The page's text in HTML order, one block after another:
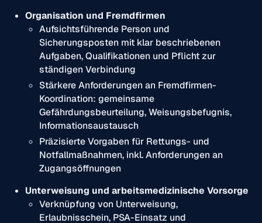
Organisation und Fremdfirmen
Aufsichtsführende Person und
Sicherungsposten mit klar beschriebenen
Aufgaben, Qualifikationen und Pflicht zur
ständigen Verbindung
Stärkere Anforderungen an Fremdfirmen-
Koordination: gemeinsame
Gefährdungsbeurteilung, Weisungsbefugnis,
Informationsaustausch
Präzisierte Vorgaben für Rettungs- und
Notfallmaßnahmen, inkl. Anforderungen an
Zugangsöffnungen
Unterweisung und arbeitsmedizinische Vorsorge
Verknüpfung von Unterweisung,
Erlaubnisschein, PSA-Einsatz und